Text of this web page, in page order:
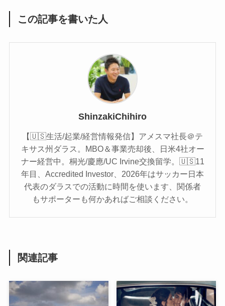
この記事を書いた人
ShinzakiChihiro
【🇺🇸生活/起業/経営情報発信】アメスマ社長＠テ
キサス州ダラス。MBO＆事業売却後、日米4社オー
ナー経営中。桐光/慶應/UC Irvine交換留学。🇺🇸11
年目、Accredited Investor、2026年はサッカー日本
代表のダラスでの活動に時間を使います、関係者
もサポーターも何かあればご相談ください。
関連記事